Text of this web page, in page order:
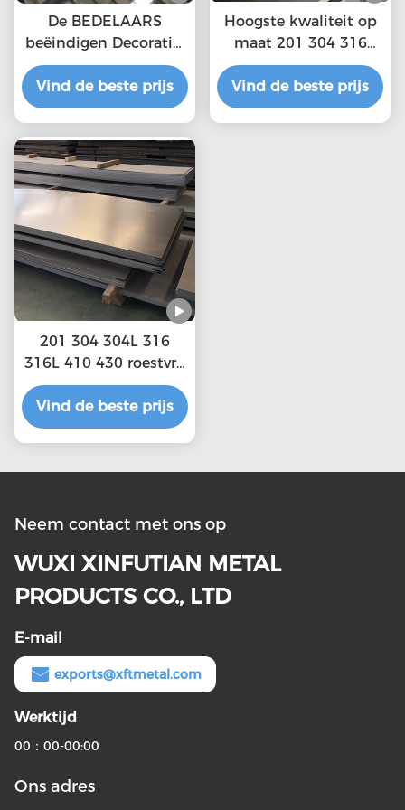
De BEDELAARS
beëindigen Decoratief
316 die Ss Bladmetaal
4x8 aan Grootte
1000mm Breedte
Vind de beste prijs
Hoogste kwaliteit op
maat 201 304 316
roestvrij staalplaten
Vind de beste prijs
201 304 304L 316
316L 410 430 roestvrij
staal platen Platen
met aangepaste
lengte
natuurlijk oppervlak
Vind de beste prijs
Neem contact met ons op
WUXI XINFUTIAN METAL
PRODUCTS CO., LTD
E-mail
exports@xftmetal.com
Werktijd
00：00-00:00
Ons adres